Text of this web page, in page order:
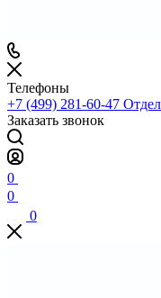
Телефоны
+7 (499) 281-60-47
Заказать звонок
0
0
0